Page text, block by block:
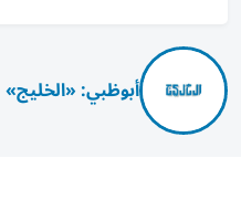
أبوظبي: «الخليج»